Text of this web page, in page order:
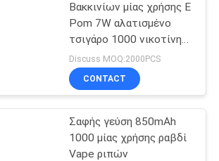
11
Βακκινίων μίας χρήσης Ε
Pom 7W αλατισμένο
τσιγάρο 1000 νικοτίνης
ριπές
Discuss MOQ:2000PCS
CONTACT
Σαφής γεύση 850mAh
1000 μίας χρήσης ραβδί
Vape ριπών